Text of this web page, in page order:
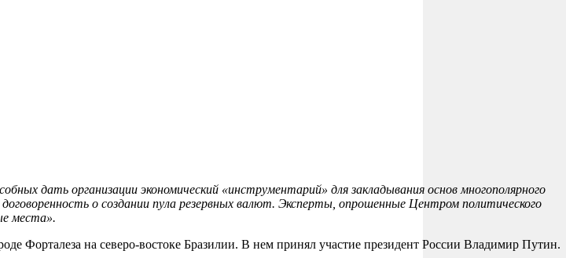
дать организации экономический «инструментарий» для закладывания основ многополярного
о создании пула резервных валют. Эксперты, опрошенные Центром политического
места».
на северо-востоке Бразилии. В нем принял участие президент России Владимир Путин.